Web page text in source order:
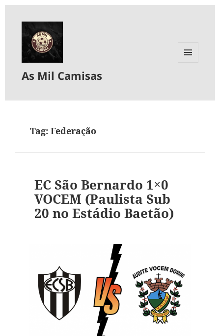
As Mil Camisas
Tag:Federação
EC São Bernardo 1×0
VOCEM (Paulista Sub
20 no Estádio Baetão)